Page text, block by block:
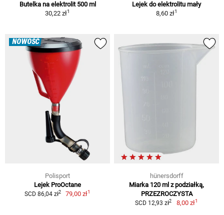
Butelka na elektrolit 500 ml
30,22 zł1
Lejek do elektrolitu mały
8,60 zł1
NOWOŚĆ
Polisport
Lejek ProOctane
SCD 86,04 zł2 79,00 zł1
hünersdorff
Miarka 120 ml z podziałką,
PRZEZROCZYSTA
SCD 12,93 zł2 8,00 zł1